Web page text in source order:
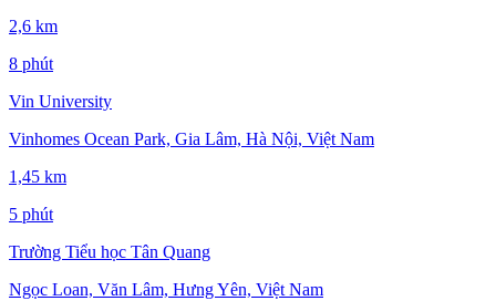
2,6 km
8 phút
Vin University
Vinhomes Ocean Park, Gia Lâm, Hà Nội, Việt Nam
1,45 km
5 phút
Trường Tiểu học Tân Quang
Ngọc Loan, Văn Lâm, Hưng Yên, Việt Nam